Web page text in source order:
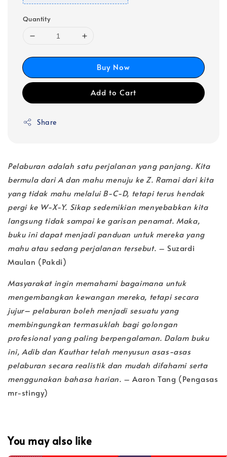
Quantity
Buy Now
Add to Cart
Share
Pelaburan adalah satu perjalanan yang panjang. Kita
bermula dari A dan mahu menuju ke Z. Ramai dari kita
yang tidak mahu melalui B-C-D, tetapi terus hendak
pergi ke W-X-Y. Sikap sedemikian menyebabkan kita
langsung tidak sampai ke garisan penamat. Maka,
buku ini dapat menjadi panduan untuk mereka yang
mahu atau sedang perjalanan tersebut. – Suzardi
Maulan (Pakdi)
Masyarakat ingin memahami bagaimana untuk
mengembangkan kewangan mereka, tetapi secara
jujur– pelaburan boleh menjadi sesuatu yang
membingungkan termasuklah bagi golongan
profesional yang paling berpengalaman. Dalam buku
ini, Adib dan Kauthar telah menyusun asas-asas
pelaburan secara realistik dan mudah difahami serta
menggunakan bahasa harian. – Aaron Tang (Pengasas
mr-stingy)
You may also like